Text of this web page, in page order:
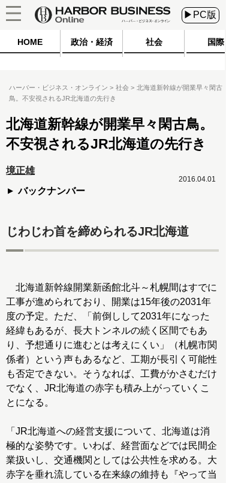
▶PC版
HOME 政治・経済 社会 国際
ハーバー・ビジネス・オンライン 社会
北海道新幹線が開業早々閑古
鳥。不安視されるJR北海道の先行き
北海道新幹線が開業早々閑古鳥。
不安視されるJR北海道の先行き
境正雄
バックナンバー
2016.04.01
じわじわ首を締められるJR北海道
北海道新幹線開業新函館北斗～札幌間はすでに
工事が進められており、開業は15年後の2031年
度の予定。ただ、「前倒しして2031年になった
経緯もあるが、長大トンネルの続く区間でもあ
り、予想通りに進むとは考えにくい」（札幌市関
係者）という声もあるなど、工期が長引く可能性
も否定できない。そうなれば、工費がかさむだけ
でなく、JR北海道の赤字も積み上がっていくこ
とになる。
「JR北海道への経営支援について、北海道は消
極的な姿勢です。いわば、経営面などでは民間企
業扱いし、交通機関としては公共性を求める。大
赤字を垂れ流している在来線の維持も『やって当